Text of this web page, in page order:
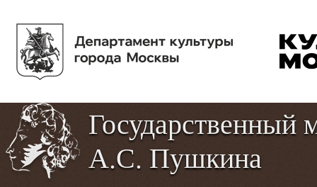
Государственный
А.С. Пушкина